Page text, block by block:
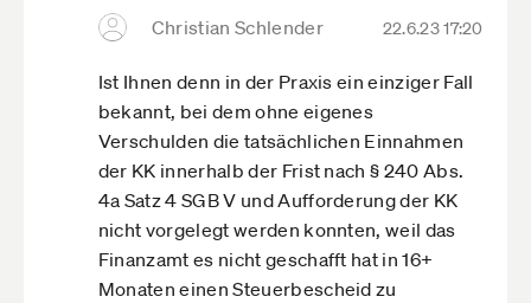
Christian Schlender 22.6.23 17:20
Ist Ihnen denn in der Praxis ein einziger Fall
bekannt, bei dem ohne eigenes
Verschulden die tatsächlichen Einnahmen
der KK innerhalb der Frist nach § 240 Abs.
4a Satz 4 SGB V und Aufforderung der KK
nicht vorgelegt werden konnten, weil das
Finanzamt es nicht geschafft hat in 16+
Monaten einen Steuerbescheid zu